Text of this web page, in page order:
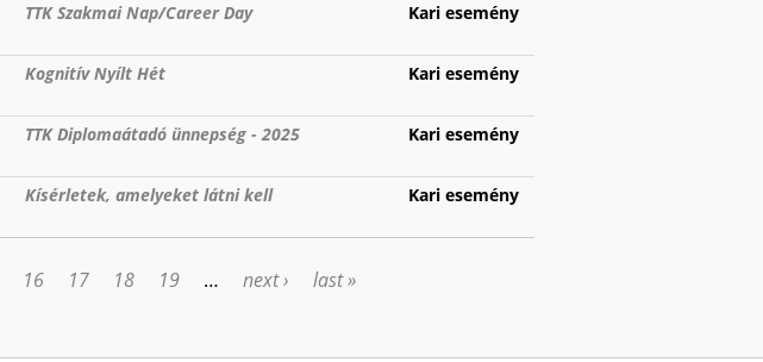
TTK Szakmai Nap/Career Day Kari esemény
Kognitív Nyílt Hét Kari esemény
TTK Diplomaátadó ünnepség - 2025 Kari esemény
Kísérletek, amelyeket látni kell Kari esemény
16 17 18 19 … next › last »